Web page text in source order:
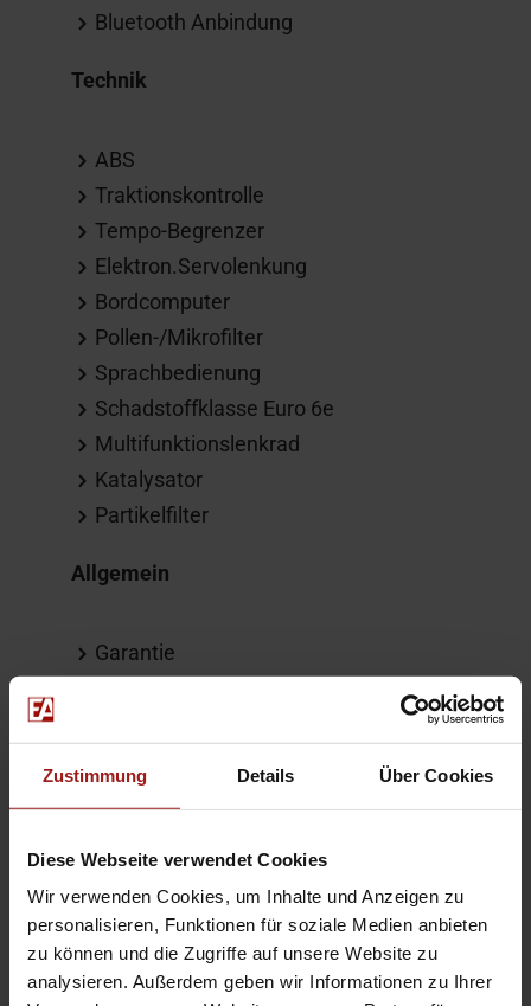
Zustimmung Details Über Cookies
Diese Webseite verwendet Cookies
Wir verwenden Cookies, um Inhalte und Anzeigen zu
personalisieren, Funktionen für soziale Medien anbieten
zu können und die Zugriffe auf unsere Website zu
analysieren. Außerdem geben wir Informationen zu Ihrer
Bluetooth Anbindung
Technik
ABS
Traktionskontrolle
Tempo-Begrenzer
Elektron.Servolenkung
Bordcomputer
Pollen-/Mikrofilter
Sprachbedienung
Schadstoffklasse Euro 6e
Multifunktionslenkrad
Katalysator
Partikelfilter
Allgemein
Garantie
HU/AU neu
Stabi VA
Weitere Informationen
Die Fahrzeugbeschreibung dient